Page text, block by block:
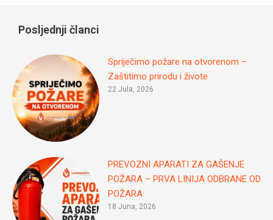
Posljednji članci
Spriječimo požare na otvorenom –
Zaštitimo prirodu i živote
22 Jula, 2026
PREVOZNI APARATI ZA GAŠENJE
POŽARA – PRVA LINIJA ODBRANE OD
POŽARA
18 Juna, 2026